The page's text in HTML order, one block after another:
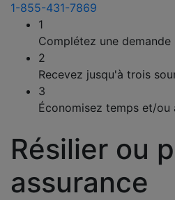
1-855-431-7869
1
Complétez une demande
2
Recevez jusqu'à trois
3
Économisez temps et/ou
Résilier ou
assurance